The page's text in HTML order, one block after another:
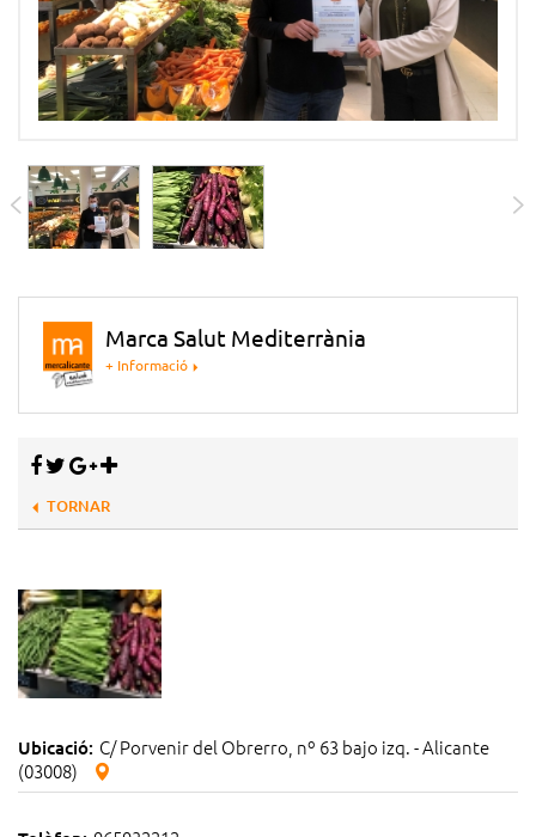
Marca Salut Mediterrània
+ Informació
TORNAR
Ubicació: C/ Porvenir del Obrerro, nº 63 bajo izq. - Alicante
(03008)